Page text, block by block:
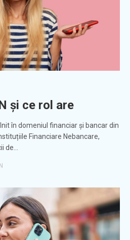
și ce rol are
în domeniul financiar și bancar din
Financiare Nebancare,
de…